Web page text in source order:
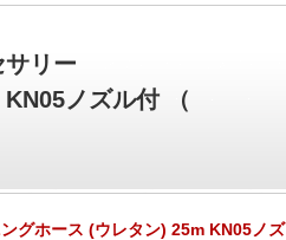
リー
ノズル付 （
グホース (ウレタン) 25m KN05ノズ